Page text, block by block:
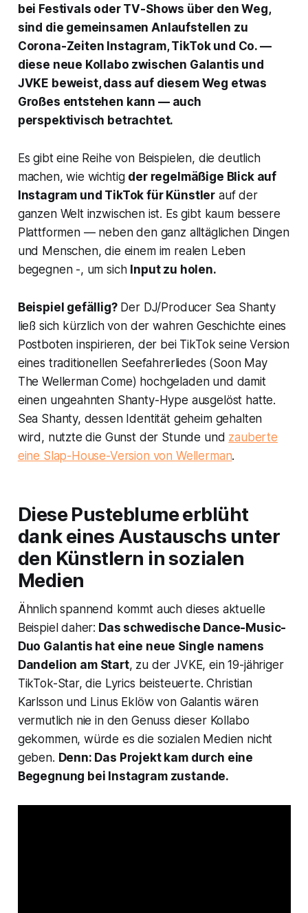
bei Festivals oder TV-Shows über den Weg,
sind die gemeinsamen Anlaufstellen zu
Corona-Zeiten Instagram, TikTok und Co. —
diese neue Kollabo zwischen Galantis und
JVKE beweist, dass auf diesem Weg etwas
Großes entstehen kann — auch
perspektivisch betrachtet.
Es gibt eine Reihe von Beispielen, die deutlich
machen, wie wichtig der regelmäßige Blick auf
Instagram und TikTok für Künstler auf der
ganzen Welt inzwischen ist. Es gibt kaum bessere
Plattformen — neben den ganz alltäglichen Dingen
und Menschen, die einem im realen Leben
begegnen -, um sich Input zu holen.
Beispiel gefällig?Der DJ/Producer Sea Shanty
ließ sich kürzlich von der wahren Geschichte eines
Postboten inspirieren, der bei TikTok seine Version
eines traditionellen Seefahrerliedes (Soon May
The Wellerman Come) hochgeladen und damit
einen ungeahnten Shanty-Hype ausgelöst hatte.
Sea Shanty, dessen Identität geheim gehalten
wird, nutzte die Gunst der Stunde und zauberte
eine Slap-House-Version von Wellerman.
Diese Pusteblume erblüht
dank eines Austauschs unter
den Künstlern in sozialen
Medien
Ähnlich spannend kommt auch dieses aktuelle
Beispiel daher: Das schwedische Dance-Music-
Duo Galantis hat eine neue Single namens
Dandelion am Start, zu der JVKE, ein 19-jähriger
TikTok-Star, die Lyrics beisteuerte. Christian
Karlsson und Linus Eklöw von Galantis wären
vermutlich nie in den Genuss dieser Kollabo
gekommen, würde es die sozialen Medien nicht
geben. Denn: Das Projekt kam durch eine
Begegnung bei Instagram zustande.